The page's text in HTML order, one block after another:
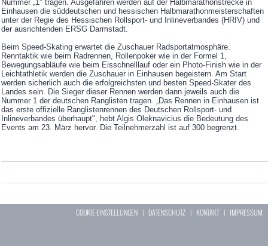
Nummer „1" tragen. Ausgefahren werden auf der Halbmarathonstrecke in
Einhausen die süddeutschen und hessischen Halbmarathonmeisterschaften
unter der Regie des Hessischen Rollsport- und Inlineverbandes (HRIV) und
der ausrichtenden ERSG Darmstadt.
Beim Speed-Skating erwartet die Zuschauer Radsportatmosphäre.
Renntaktik wie beim Radrennen, Rollenpoker wie in der Formel 1,
Bewegungsabläufe wie beim Eisschnelllauf oder ein Photo-Finish wie in der
Leichtathletik werden die Zuschauer in Einhausen begeistern. Am Start
werden sicherlich auch die erfolgreichsten und besten Speed-Skater des
Landes sein. Die Sieger dieser Rennen werden dann jeweils auch die
Nummer 1 der deutschen Ranglisten tragen. „Das Rennen in Einhausen ist
das erste offizielle Ranglistenrennen des Deutschen Rollsport- und
Inlineverbandes überhaupt", hebt Algis Oleknavicius die Bedeutung des
Events am 23. März hervor. Die Teilnehmerzahl ist auf 300 begrenzt.
COOKIE EINSTELLUNGEN | DATENSCHUTZ | KONTAKT| IMPRESSUM